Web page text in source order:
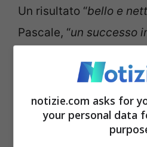
Un risultato “bello e
Pascale, “un successo
cittadini hanno
credibilità e
deputato –ma anche
centrosinistra, che si è
notizie.com asks for
your personal data